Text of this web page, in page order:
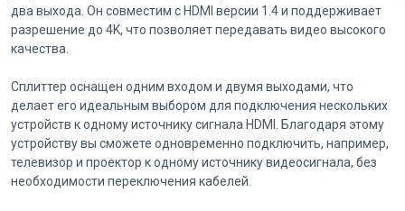
два выхода. Он совместим с HDMI версии 1.4 и поддерживает
разрешение до 4K, что позволяет передавать видео высокого
качества.
Сплиттер оснащен одним входом и двумя выходами, что
делает его идеальным выбором для подключения нескольких
устройств к одному источнику сигнала HDMI. Благодаря этому
устройству вы сможете одновременно подключить, например,
телевизор и проектор к одному источнику видеосигнала, без
необходимости переключения кабелей.